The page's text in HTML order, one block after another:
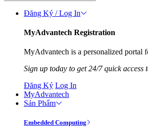
Đăng Ký / Log In
MyAdvantech Registration
MyAdvantech is a personalized portal
Sign up today to get 24/7 quick
Đăng Ký Log In
MyAdvantech
Sản Phẩm
Embedded Computing